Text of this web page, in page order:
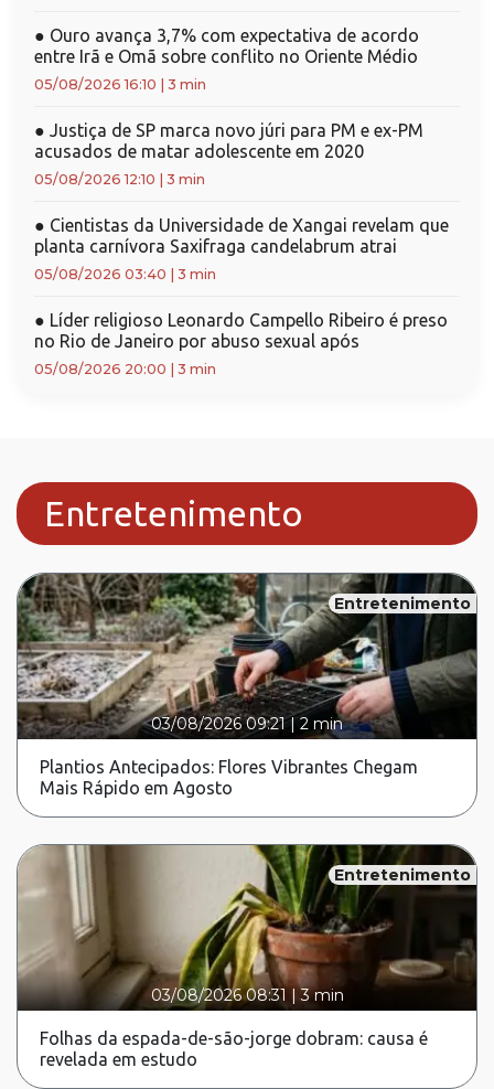
● Ouro avança 3,7% com expectativa de acordo
entre Irã e Omã sobre conflito no Oriente Médio
05/08/2026 16:10 3 min
● Justiça de SP marca novo júri para PM e ex-PM
acusados de matar adolescente em 2020
05/08/2026 12:10 3 min
● Cientistas da Universidade de Xangai revelam que
planta carnívora Saxifraga candelabrum atrai
05/08/2026 03:40 3 min
● Líder religioso Leonardo Campello Ribeiro é preso
no Rio de Janeiro por abuso sexual após
05/08/2026 20:00 3 min
Entretenimento
Entretenimento
03/08/2026 09:21|2 min
Plantios Antecipados: Flores Vibrantes Chegam
Mais Rápido em Agosto
Entretenimento
03/08/2026 08:31 |3 min
Folhas da espada-de-são-jorge dobram: causa é
revelada em estudo